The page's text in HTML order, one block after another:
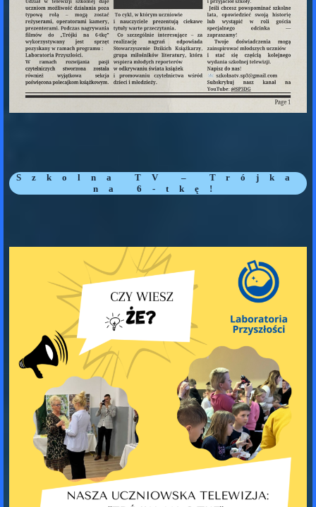
Szkolna TV – Trójka
na 6-tkę!